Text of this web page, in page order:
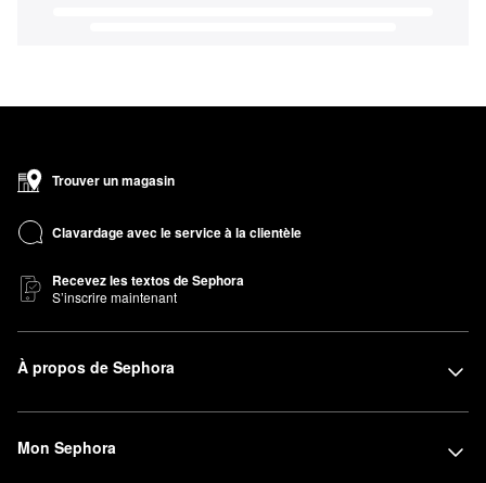
Trouver un magasin
Clavardage avec le service à la clientèle
Recevez les textos de Sephora
S’inscrire maintenant
À propos de Sephora
Mon Sephora